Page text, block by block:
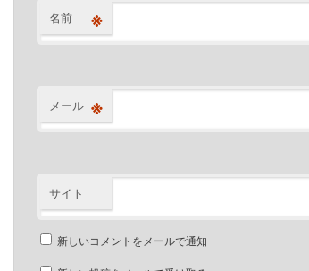
名前 ※
メール ※
サイト
新しいコメントをメールで通知